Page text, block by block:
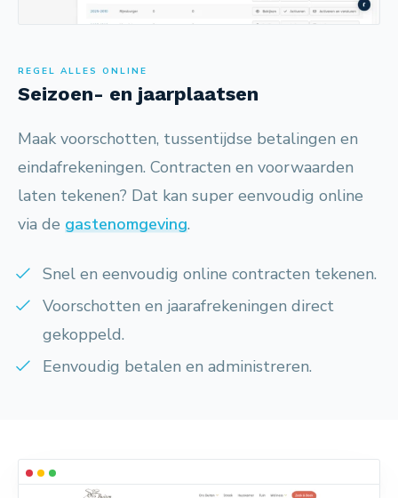
REGEL ALLES ONLINE
Seizoen- en jaarplaatsen
Maak voorschotten, tussentijdse betalingen en
eindafrekeningen. Contracten en voorwaarden
laten tekenen? Dat kan super eenvoudig online
via de gastenomgeving.
Snel en eenvoudig online contracten tekenen.
Voorschotten en jaarafrekeningen direct
gekoppeld.
Eenvoudig betalen en administreren.